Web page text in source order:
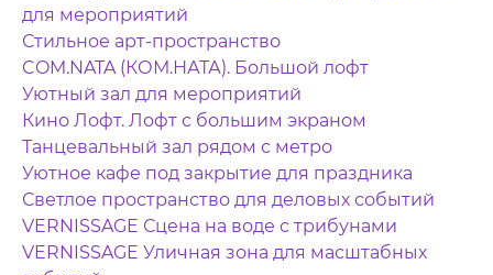
для мероприятий
Стильное арт-пространство
COM.NATA (КОМ.НАТА). Большой лофт
Уютный зал для мероприятий
Кино Лофт. Лофт с большим экраном
Танцевальный зал рядом с метро
Уютное кафе под закрытие для праздника
Светлое пространство для деловых событий
VERNISSAGE Сцена на воде с трибунами
VERNISSAGE Уличная зона для масштабных